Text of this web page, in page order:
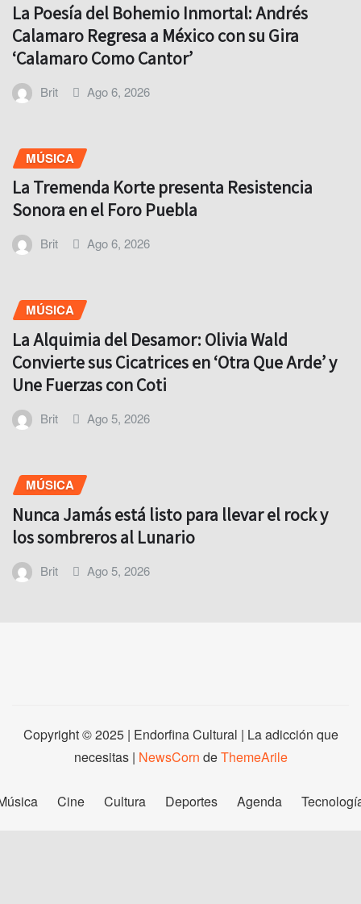
La Poesía del Bohemio Inmortal: Andrés
Calamaro Regresa a México con su Gira
‘Calamaro Como Cantor’
Brit Ago 6, 2026
MÚSICA
La Tremenda Korte presenta Resistencia
Sonora en el Foro Puebla
Brit Ago 6, 2026
MÚSICA
La Alquimia del Desamor: Olivia Wald
Convierte sus Cicatrices en ‘Otra Que Arde’ y
Une Fuerzas con Coti
Brit Ago 5, 2026
MÚSICA
Nunca Jamás está listo para llevar el rock y
los sombreros al Lunario
Brit Ago 5, 2026
Copyright © 2025 | Endorfina Cultural | La adicción que
necesitas | NewsCorn deThemeArile
Cine Cultura Deportes Agenda